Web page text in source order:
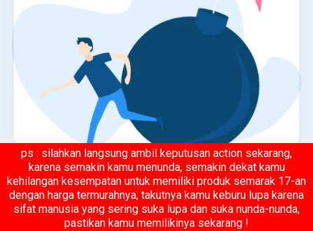
ps : silahkan langsung ambil keputusan action sekarang,
karena semakin kamu menunda, semakin dekat kamu
kehilangan kesempatan untuk memiliki produk semarak 17-an
dengan harga termurahnya, takutnya kamu keburu lupa karena
sifat manusia yang sering suka lupa dan suka nunda-nunda,
pastikan kamu memilikinya sekarang !